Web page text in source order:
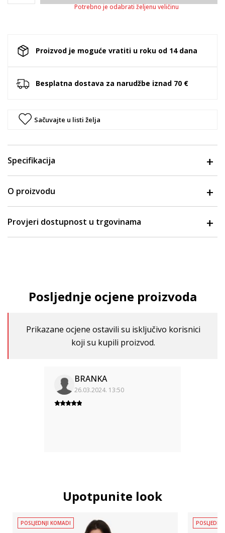
Potrebno je odabrati željenu veličinu
Proizvod je moguće vratiti u roku od 14 dana
Besplatna dostava za narudžbe iznad 70 €
Sačuvajte u listi želja
Specifikacija
O proizvodu
Provjeri dostupnost u trgovinama
Posljednje ocjene proizvoda
Prikazane ocjene ostavili su isključivo korisnici
koji su kupili proizvod.
BRANKA
26.03.2024. 13:50
Upotpunite look
POSLJEDNJI KOMADI